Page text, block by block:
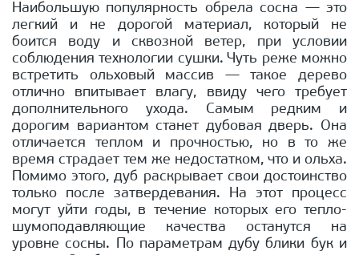
Наибольшую популярность обрела сосна — это
легкий и не дорогой материал, который не
боится воду и сквозной ветер, при условии
соблюдения технологии сушки. Чуть реже можно
встретить ольховый массив — такое дерево
отлично впитывает влагу, ввиду чего требует
дополнительного ухода. Самым редким и
дорогим вариантом станет дубовая дверь. Она
отличается теплом и прочностью, но в то же
время страдает тем же недостатком, что и ольха.
Помимо этого, дуб раскрывает свои достоинство
только после затвердевания. На этот процесс
могут уйти годы, в течение которых его тепло-
шумоподавляющие качества останутся на
уровне сосны. По параметрам дубу блики бук и